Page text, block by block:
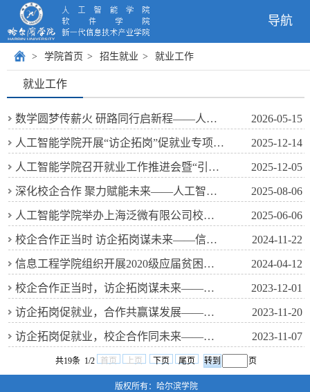
导航
> 学院首页 > 招生就业 > 就业工作
就业工作
数学圆梦传薪火 研路同行启新程——人工智能学院举办数学与应用数学专业2022级考研经验分享会 2026-05-15
人工智能学院开展“访企拓岗”促就业专项活动 2025-12-14
人工智能学院召开就业工作推进会暨“引企入校”访企拓岗对接会 2025-12-05
深化校企合作 聚力赋能未来——人工智能学院组织访企拓岗活动 2025-08-06
人工智能学院举办上海泛微有限公司校园招聘宣讲会 2025-06-06
校企合作正当时 访企拓岗谋未来——信息工程学院开展“访企拓岗”校企合作促就业活动 2024-11-22
信息工程学院组织开展2020级应届贫困毕业生帮扶活动 2024-04-12
校企合作正当时，访企拓岗谋未来——信息工程学院开展“访企拓岗”校企合作促就业活动 2023-12-01
访企拓岗促就业，合作共赢谋发展——信息工程学院教师赴天津开展走访调研 2023-11-20
访企拓岗促就业，校企合作同未来——信息工程学院开展“访企拓岗”校企合作促就业活动 2023-11-07
共19条 1/2 首页 上页 下页 尾页 页
版权所有：哈尔滨学院